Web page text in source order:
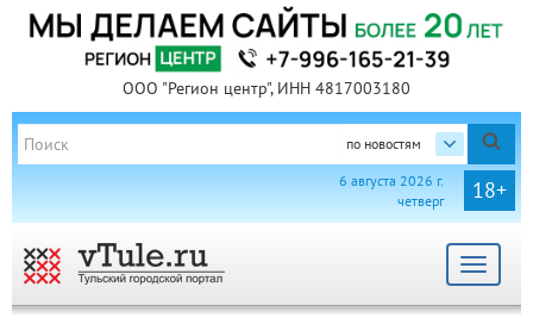
ООО "Регион центр", ИНН 4817003180
по новостям
18+
6 августа 2026 г.
четверг
Toggle